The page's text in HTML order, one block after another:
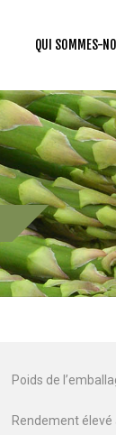
QUI SOMMES-
Poids de
Rendement